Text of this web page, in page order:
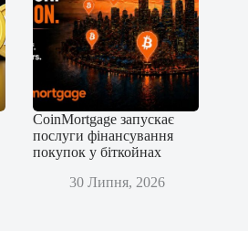
CoinMortgage запускає
послуги фінансування
покупок у біткойнах
30 Липня, 2026